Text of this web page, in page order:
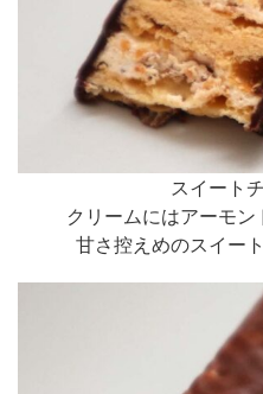
スイート
クリームにはアーモ
甘さ控えめのスイー